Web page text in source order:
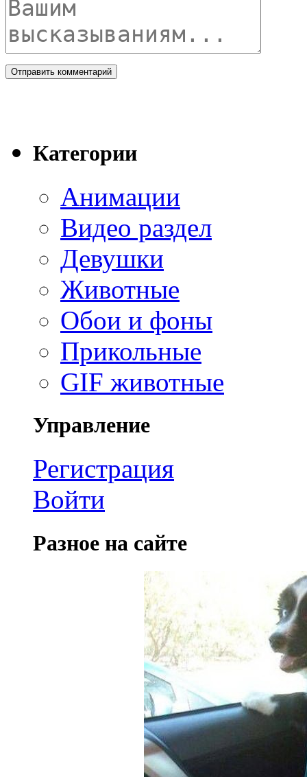
Категории
Анимации
Видео раздел
Девушки
Животные
Обои и фоны
Прикольные
GIF животные
Управление
Регистрация
Войти
Разное на сайте